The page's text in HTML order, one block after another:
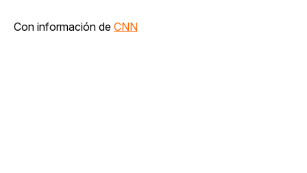
Con información de CNN